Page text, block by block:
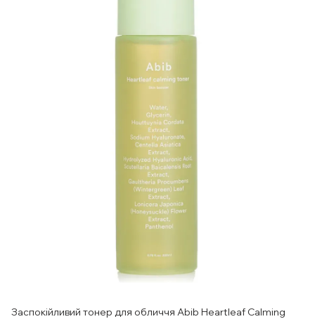
Заспокійливий тонер для обличчя Abib Heartleaf Calming